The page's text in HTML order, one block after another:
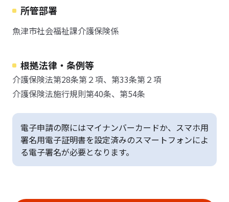
所管部署
魚津市社会福祉課介護保険係
根拠法律・条例等
介護保険法第28条第２項、第33条第２項
介護保険法施行規則第40条、第54条
電子申請の際にはマイナンバーカードか、スマホ用
署名用電子証明書を設定済みのスマートフォンによ
る電子署名が必要となります。